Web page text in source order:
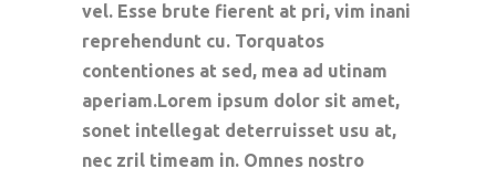
vel. Esse brute fierent at pri, vim inani
reprehendunt cu. Torquatos
contentiones at sed, mea ad utinam
aperiam.Lorem ipsum dolor sit amet,
sonet intellegat deterruisset usu at,
nec zril timeam in. Omnes nostro